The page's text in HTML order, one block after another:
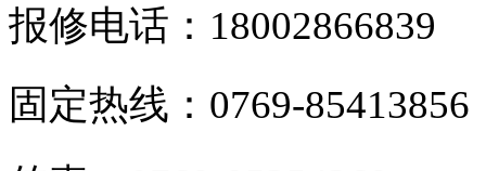
报修电话：18002866839
固定热线：0769-85413856